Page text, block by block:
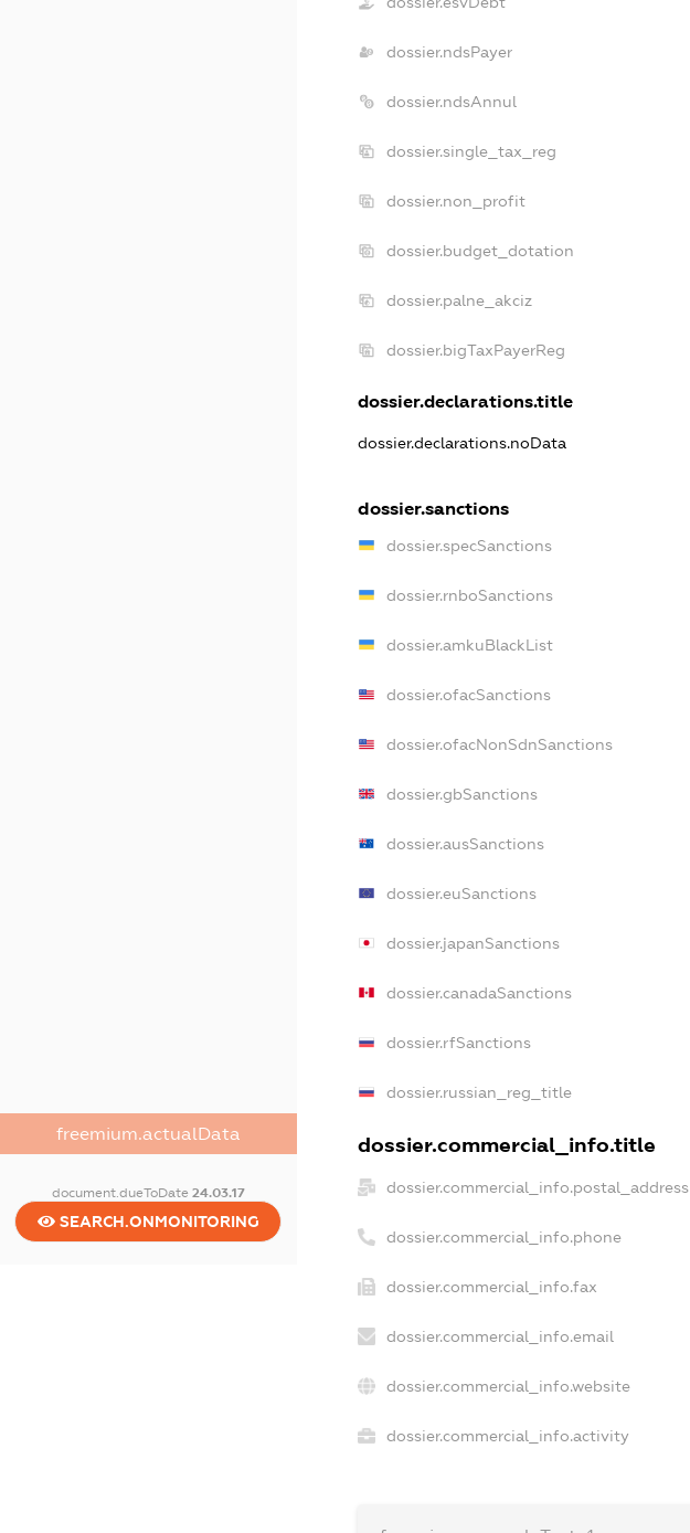
freemium.actualData
document.dueToDate 24.03.17
SEARCH.ONMONITORING
dossier.ndsPayer
dossier.ndsAnnul
dossier.single_tax_reg
dossier.non_profit
dossier.budget_dotation
dossier.palne_akciz
dossier.bigTaxPayerReg
dossier.declarations.title
dossier.declarations.noData
dossier.sanctions
dossier.specSanctions
dossier.rnboSanctions
dossier.amkuBlackList
dossier.ofacSanctions
dossier.ofacNonSdnSanctions
dossier.gbSanctions
dossier.ausSanctions
dossier.euSanctions
dossier.japanSanctions
dossier.canadaSanctions
dossier.rfSanctions
dossier.russian_reg_title
dossier.commercial_info.title
dossier.commercial_info.postal_address
dossier.commercial_info.phone
dossier.commercial_info.fax
dossier.commercial_info.email
dossier.commercial_info.website
dossier.commercial_info.activity